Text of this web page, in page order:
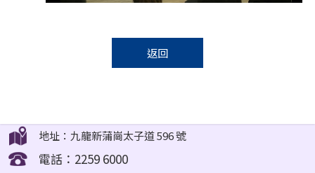
返回
地址：九龍新蒲崗太子道 596 號
電話：2259 6000